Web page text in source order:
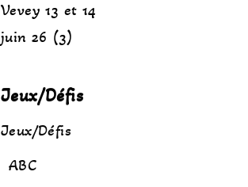
Vevey 13 et 14
juin 26 (3)
Jeux/Défis
Jeux/Défis
ABC